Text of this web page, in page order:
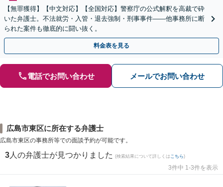
【無罪獲得】【中文対応】【全国対応】警察庁の公式解釈を高裁で砕
いた弁護士。不法就労・入管・退去強制・刑事事件——他事務所に断
られた案件も徹底的に闘い抜く。
料金表を見る
電話でお問い合わせ メールでお問い合わせ
広島市東区に所在する弁護士
広島市東区の事務所等での面談予約が可能です。
3 人の弁護士が見つかりました (検索結果について詳しくは こちら)
3件中 1-3件を表示